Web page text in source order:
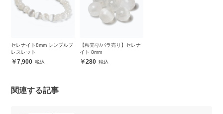
セレナイト8mm シンプルブ
レスレット
7,900
【粒売り/バラ売り】セレナ
イト 8mm
280
関連する記事